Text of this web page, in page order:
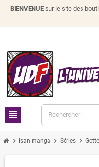
BIENVENUE sur le site des
view_headline
chevron_right isan manga chevron_right Séries chevron_right